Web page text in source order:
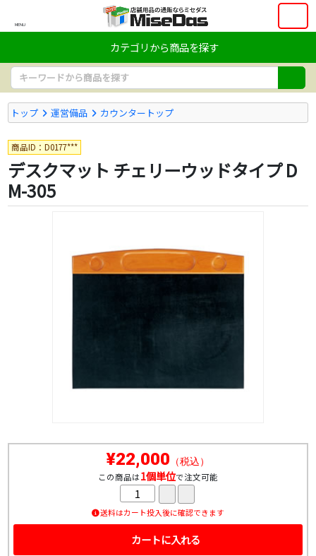
MENU
カテゴリから商品を探す
トップ 運営備品 カウンタートップ
商品ID：D0177***
デスクマット チェリーウッドタイプ D
M-305
¥22,000 （税込）
この商品は1個単位で注文可能
送料はカート投入後に確認できます
カートに入れる